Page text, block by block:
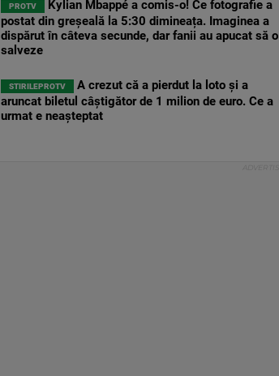
PROTV
Kylian Mbappé a comis-o! Ce fotografie a
postat din greșeală la 5:30 dimineața. Imaginea a
dispărut în câteva secunde, dar fanii au apucat să o
salveze
STIRILEPROTV
A crezut că a pierdut la loto și a
aruncat biletul câștigător de 1 milion de euro. Ce a
urmat e neașteptat